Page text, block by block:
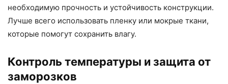
необходимую прочность и устойчивость конструкции.
Лучше всего использовать пленку или мокрые ткани,
которые помогут сохранить влагу.
Контроль температуры и защита от
заморозков